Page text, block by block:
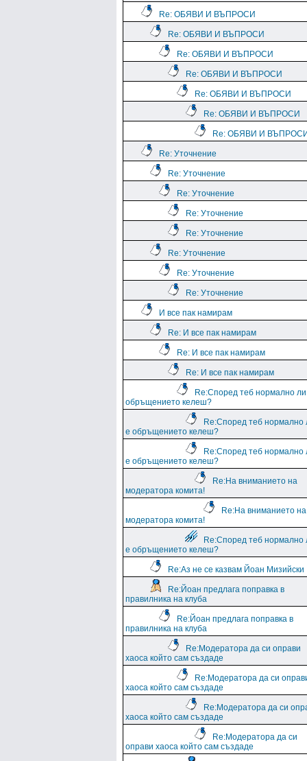
Re: ОБЯВИ И ВЪПРОСИ
Re: ОБЯВИ И ВЪПРОСИ
Re: ОБЯВИ И ВЪПРОСИ
Re: ОБЯВИ И ВЪПРОСИ
Re: ОБЯВИ И ВЪПРОСИ
Re: ОБЯВИ И ВЪПРОСИ
Re: ОБЯВИ И
Re: Уточнение
Re: Уточнение
Re: Уточнение
Re: Уточнение
Re: Уточнение
Re: Уточнение
Re: Уточнение
Re: Уточнение
И все пак намирам
Re: И все пак намирам
Re: И все пак намирам
Re: И все пак намирам
Re:Според теб нормално
обръщението келеш?
Re:Според теб нормално
е обръщението келеш?
Re:Според теб нормално
е обръщението келеш?
Re:На вниманието на
модератора комита!
Re:На вниманието на
модератора комита!
Re:Според теб нормално
е обръщението келеш?
Re:Аз не се казвам Йоан Мизийски
Re:Йоан предлага поправка в
правилника на клуба
Re:Йоан предлага поправка в
правилника на клуба
Re:Модератора да си оправи
хаоса който сам създаде
Re:Модератора да си
хаоса който сам създаде
Re:Модератора да си
хаоса който сам създаде
Re:Модератора да си
оправи хаоса който сам създаде